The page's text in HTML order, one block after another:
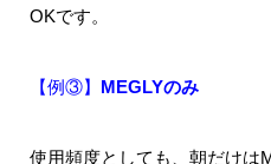
OKです。
【例③】 MEGLYのみ
使用頻度としても、朝だけは